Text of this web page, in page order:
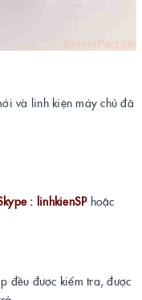
và linh kiện máy chủ đã
: linhkienSPhoặc
đều được kiểm tra, được